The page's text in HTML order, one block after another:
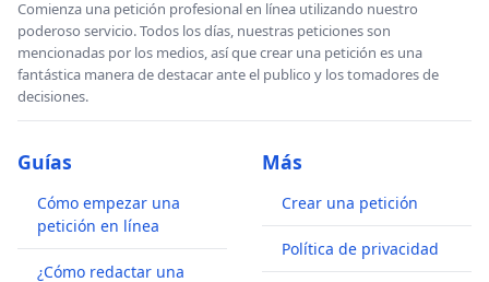
Comienza una petición profesional en línea utilizando nuestro
poderoso servicio. Todos los días, nuestras peticiones son
mencionadas por los medios, así que crear una petición es una
fantástica manera de destacar ante el publico y los tomadores de
decisiones.
Guías
Cómo empezar una
petición en línea
¿Cómo redactar una
Más
Crear una petición
Política de privacidad